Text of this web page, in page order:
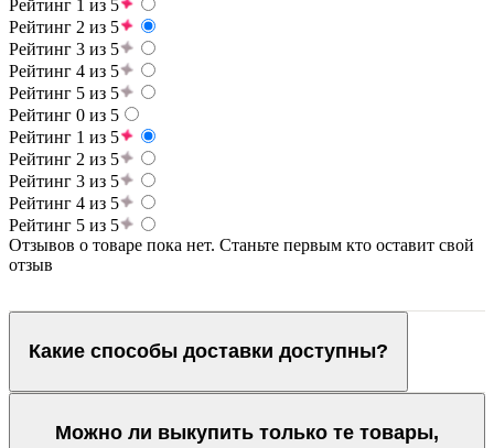
Рейтинг 1 из 5
Рейтинг 2 из 5
Рейтинг 3 из 5
Рейтинг 4 из 5
Рейтинг 5 из 5
Рейтинг 0 из 5
Рейтинг 1 из 5
Рейтинг 2 из 5
Рейтинг 3 из 5
Рейтинг 4 из 5
Рейтинг 5 из 5
Отзывов о товаре пока нет. Станьте первым кто оставит свой
отзыв
Какие способы доставки доступны?
Можно ли выкупить только те товары,